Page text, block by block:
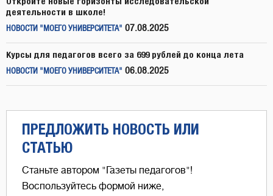
деятельности в школе!
НОВОСТИ "МОЕГО УНИВЕРСИТЕТА" 07.08.2025
Курсы для педагогов всего за 699 рублей до конца лета
НОВОСТИ "МОЕГО УНИВЕРСИТЕТА" 06.08.2025
ПРЕДЛОЖИТЬ НОВОСТЬ ИЛИ
СТАТЬЮ
Станьте автором "Газеты педагогов"!
Воспользуйтесь формой ниже,